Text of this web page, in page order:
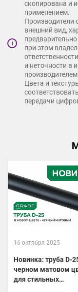
i
скопирована и
применением.
Производители
внешний вид,
при этом
и неточности в
производителем.
Цвета и
передачи
16 октября 2025
Новинка: труба D-
черном матовом
для стильных